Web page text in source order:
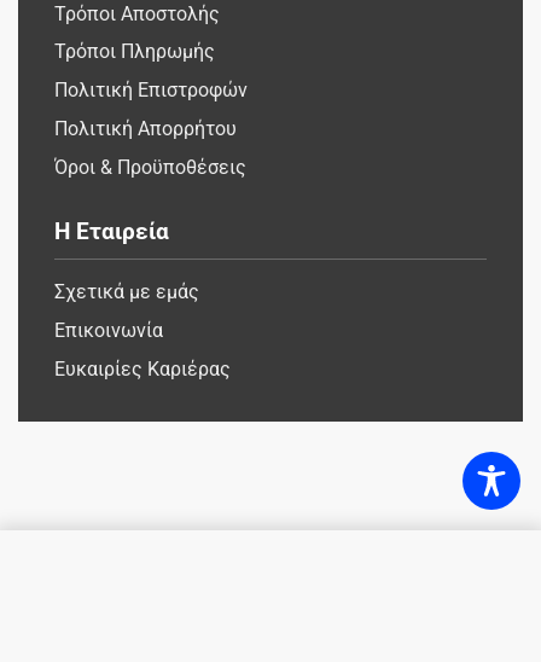
Τρόποι Αποστολής
Τρόποι Πληρωμής
Πολιτική Επιστροφών
Πολιτική Απορρήτου
Όροι & Προϋποθέσεις
Η Εταιρεία
Σχετικά με εμάς
Επικοινωνία
Ευκαιρίες Καριέρας